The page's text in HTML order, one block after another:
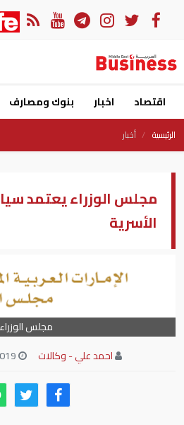
اقتصاد اخبار بنوك ومصارف
الرئيسية أخبار
مجلس الوزراء يعتمد
الأسرية
مجلس الوزراء
احمد علي - وكالات